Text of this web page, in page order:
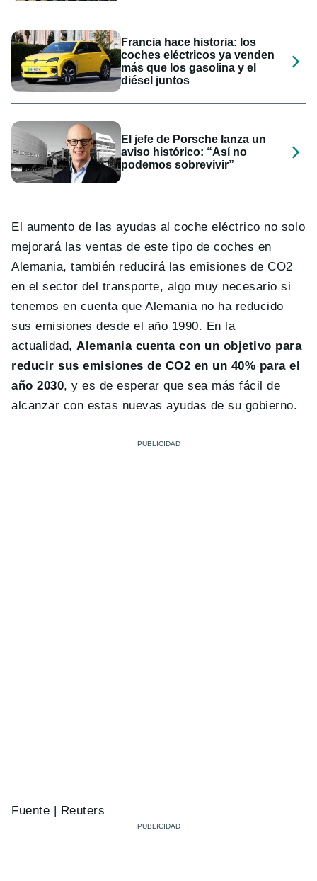
Francia hace historia: los
coches eléctricos ya venden
más que los gasolina y el
diésel juntos
El jefe de Porsche lanza un
aviso histórico: “Así no
podemos sobrevivir”
El aumento de las ayudas al coche eléctrico no solo
mejorará las ventas de este tipo de coches en
Alemania, también reducirá las emisiones de CO2
en el sector del transporte, algo muy necesario si
tenemos en cuenta que Alemania no ha reducido
sus emisiones desde el año 1990. En la
actualidad,Alemania cuenta con un objetivo para
reducir sus emisiones de CO2 en un 40% para el
año 2030, y es de esperar que sea más fácil de
alcanzar con estas nuevas ayudas de su gobierno.
Fuente | Reuters